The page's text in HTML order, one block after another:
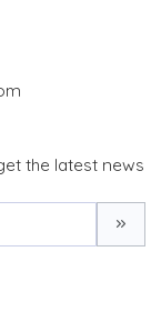
the latest news